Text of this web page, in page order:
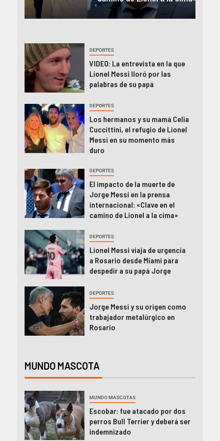
DEPORTES
VIDEO: La entrevista en la que
Lionel Messi lloró por las
palabras de su papá
DEPORTES
Los hermanos y su mamá Celia
Cuccittini, el refugio de Lionel
Messi en su momento más
duro
DEPORTES
El impacto de la muerte de
Jorge Messi en la prensa
internacional: «Clave en el
camino de Lionel a la cima»
DEPORTES
Lionel Messi viaja de urgencia
a Rosario desde Miami para
despedir a su papá Jorge
DEPORTES
Jorge Messi y su origen como
trabajador metalúrgico en
Rosario
MUNDO MASCOTA
MUNDO MASCOTAS
Escobar: fue atacado por dos
perros Bull Terrier y deberá ser
indemnizado